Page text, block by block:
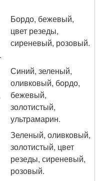
Бордо, бежевый,
цвет резеды,
сиреневый, розовый.
Синий, зеленый,
оливковый, бордо,
бежевый,
золотистый,
ультрамарин.
Зеленый, оливковый,
золотистый, цвет
резеды, сиреневый,
розовый.